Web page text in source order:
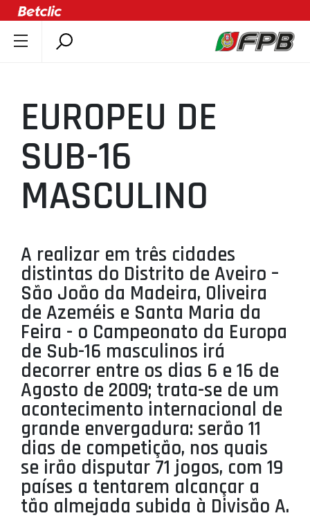
ÚLTIMAS
COMPETIÇÕES
ASSOCIAÇÕES
CLUBES
AGENTES
SELEÇÕES
MINIBASQUETE
ÁREA TÉCNICA
PROJETOS
LIGA BETCLIC MASCULINA
LIGA BETCLIC FEMININA
EUROPEU DE
SUB-16
MASCULINO
A realizar em três cidades
distintas do Distrito de Aveiro –
São João da Madeira, Oliveira
de Azeméis e Santa Maria da
Feira - o Campeonato da Europa
de Sub-16 masculinos irá
decorrer entre os dias 6 e 16 de
Agosto de 2009; trata-se de um
acontecimento internacional de
grande envergadura: serão 11
dias de competição, nos quais
se irão disputar 71 jogos, com 19
países a tentarem alcançar a
tão almejada subida à Divisão A.